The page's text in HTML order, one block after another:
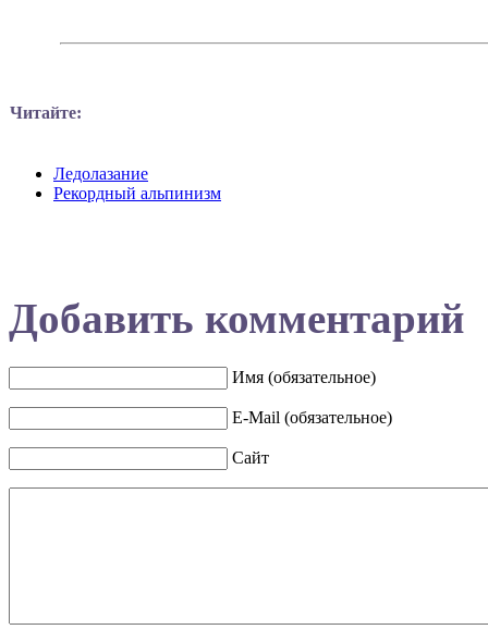
Читайте:
Ледолазание
Рекордный альпинизм
Добавить комментарий
Имя (обязательное)
E-Mail (обязательное)
Сайт